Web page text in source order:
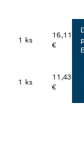
1 ks
16,11
€
1 ks
11,43
€